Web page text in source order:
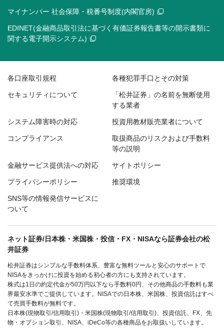
マイナンバー 社会保障・税番号制度(内閣官房)
EDINET(金融商品取引法に基づく有価証券報告書等の開示書類に
関する電子開示システム)
各口座取引規程 各種犯罪手口とその対策
セキュリティについて
「松井証券」の名前を無断使用
する業者
システム障害時の対応 投資用教材販売業者について
コンプライアンス
取扱商品のリスクおよび手数料
等の説明
金融サービス提供法への対応 サイトポリシー
プライバシーポリシー 推奨環境
SNS等の情報発信サービスに
ついて
ネット証券/日本株・米国株・投信・FX・NISAなら証券会社の松
井証券
松井証券はシンプルな手数料体系、豊富な無料ツールと安心のサポートで
NISAをきっかけに投資を始める初心者の方にも支持されています。
株式は1日の約定代金が50万円以下なら手数料0円、その他商品の手数料も業
界最安水準でご提供しています。NISAでの日本株、米国株、投資信託はすべ
て売買手数料が無料です。
日本株(現物取引/信用取引)・米国株(現物取引/信用取引)、投資信託、FX、先
物・オプション取引、NISA、iDeCo等の各種商品をお取扱いしています。